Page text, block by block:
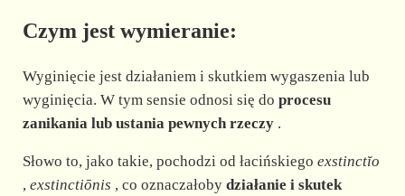
o
Czym jest wymieranie:
Wyginięcie jest działaniem i skutkiem wygaszenia lub
wyginięcia. W tym sensie odnosi się do procesu
zanikania lub ustania pewnych rzeczy.
Słowo to, jako takie, pochodzi od łacińskiego exstinctĭo
, exstinctiōnis , co oznaczałoby działanie i skutek